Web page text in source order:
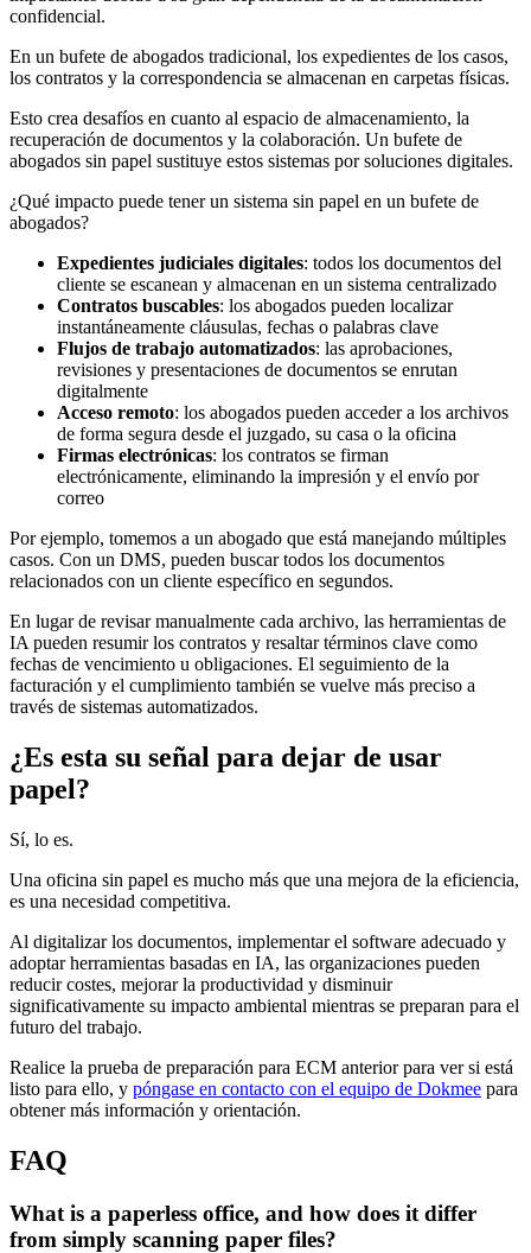
confidencial.
En un bufete de abogados tradicional, los expedientes de los casos,
los contratos y la correspondencia se almacenan en carpetas físicas.
Esto crea desafíos en cuanto al espacio de almacenamiento, la
recuperación de documentos y la colaboración. Un bufete de
abogados sin papel sustituye estos sistemas por soluciones digitales.
¿Qué impacto puede tener un sistema sin papel en un bufete de
abogados?
Expedientes judiciales digitales: todos los documentos del
cliente se escanean y almacenan en un sistema centralizado
Contratos buscables: los abogados pueden localizar
instantáneamente cláusulas, fechas o palabras clave
Flujos de trabajo automatizados: las aprobaciones,
revisiones y presentaciones de documentos se enrutan
digitalmente
Acceso remoto: los abogados pueden acceder a los archivos
de forma segura desde el juzgado, su casa o la oficina
Firmas electrónicas: los contratos se firman
electrónicamente, eliminando la impresión y el envío por
correo
Por ejemplo, tomemos a un abogado que está manejando múltiples
casos. Con un DMS, pueden buscar todos los documentos
relacionados con un cliente específico en segundos.
En lugar de revisar manualmente cada archivo, las herramientas de
IA pueden resumir los contratos y resaltar términos clave como
fechas de vencimiento u obligaciones. El seguimiento de la
facturación y el cumplimiento también se vuelve más preciso a
través de sistemas automatizados.
¿Es esta su señal para dejar de usar
papel?
Sí, lo es.
Una oficina sin papel es mucho más que una mejora de la eficiencia,
es una necesidad competitiva.
Al digitalizar los documentos, implementar el software adecuado y
adoptar herramientas basadas en IA, las organizaciones pueden
reducir costes, mejorar la productividad y disminuir
significativamente su impacto ambiental mientras se preparan para el
futuro del trabajo.
Realice la prueba de preparación para ECM anterior para ver si está
listo para ello, y póngase en contacto con el equipo de Dokmee para
obtener más información y orientación.
FAQ
What is a paperless office, and how does it differ
from simply scanning paper files?